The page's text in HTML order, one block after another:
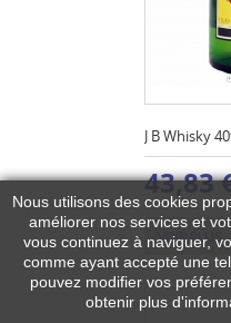
J B Whisky
43,83
VOIR PLUS
Nous utilisons des cookies
améliorer nos services et
vous continuez à naviguer,
comme ayant accepté une
pouvez modifier vos
obtenir plus